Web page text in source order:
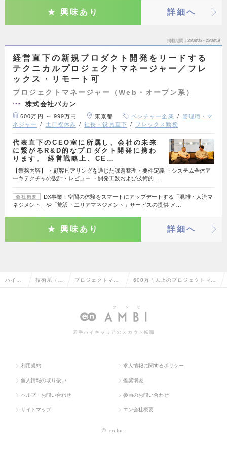
興味あり 詳細へ
掲載期間 26/08/06～26/08/19
経営直下の新規プロダクト開発をリードする
テクニカルプロジェクトマネージャー／フレ
ックス・リモート可
プロジェクトマネージャー（Web・オープン系）
株式会社バカン
600万円 ～ 999万円 東京都 ベンチャー企業
管理職・マ
ネジャー
土日祝休み 社長・役員直下 フレックス勤務
代表直下のCEO室に所属し、会社の未来
に繋がるR&D的なプロダクト開発に携わ
ります。 経営戦略上、CE…
【業務内容】 ・顧客ヒアリングを通じた課題整理・要件定義 ・システム全体ア
ーキテクチャの設計・レビュー ・開発工数および技術的…
会社概要
DX事業：空間の体験をスマートにアップデートする「混雑・人流マ
ネジメント」や「施設・エリアマネジメント」サービスの提供 メ…
興味あり 詳細へ
ハイク 技術系（I プロジェクトマネ
オープン系）
600万円以上のプロジェクトマネ
の転職・求人情報一覧
若手ハイキャリアのスカウト転職
利用規約 求人情報に関するポリシー
個人情報の取り扱い 推奨環境
ヘルプ・お問い合わせ 参画のお問い合わせ
サイトマップ エン会社概要
© en Inc.